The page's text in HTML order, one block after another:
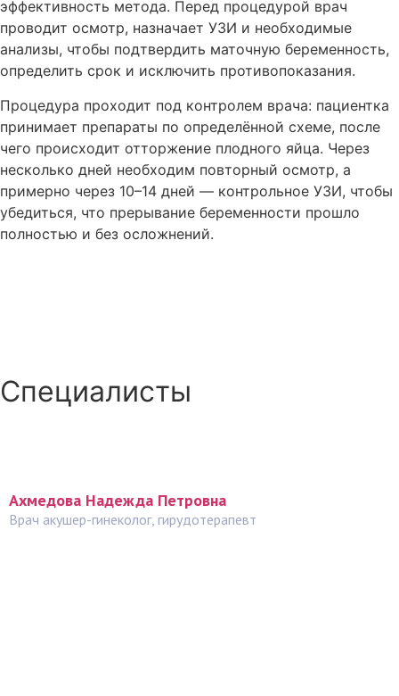
эффективность метода. Перед процедурой врач
проводит осмотр, назначает УЗИ и необходимые
анализы, чтобы подтвердить маточную беременность,
определить срок и исключить противопоказания.
Процедура проходит под контролем врача: пациентка
принимает препараты по определённой схеме, после
чего происходит отторжение плодного яйца. Через
несколько дней необходим повторный осмотр, а
примерно через 10–14 дней — контрольное УЗИ, чтобы
убедиться, что прерывание беременности прошло
полностью и без осложнений.
Специалисты
Ахмедова Надежда Петровна
Врач акушер-гинеколог, гирудотерапевт